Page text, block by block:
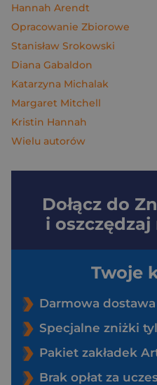
Hannah Arendt
Opracowanie Zbiorowe
Stanisław Srokowski
Diana Gabaldon
Katarzyna Michalak
Margaret Mitchell
Kristin Hannah
Wielu autorów
Dołącz do
i
Twoje
Darmowa dostawa
Specjalne zniżki
Pakiet zakładek
Brak opłat za